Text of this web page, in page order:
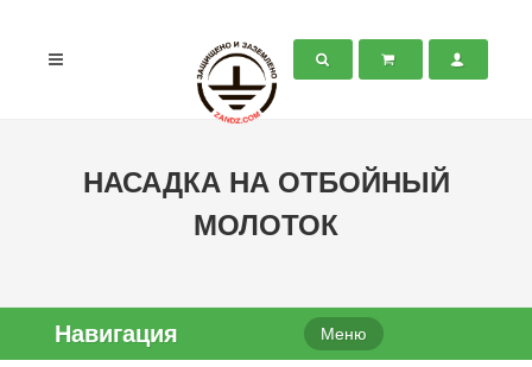
НАСАДКА НА ОТБОЙНЫЙ
МОЛОТОК
Навигация Меню